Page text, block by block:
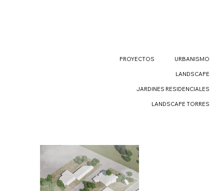
PROYECTOS URBANISMO
LANDSCAPE
JARDINES RESIDENCIALES
LANDSCAPE TORRES